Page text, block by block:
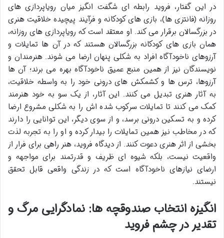
در این گفتار، فروید رابطه ای شگفت انگیز میان رویاپردازی های
روزانه (فانتزی ها)، بازی های کودکانه و فرآیند پیچیده خلاقیت هنری
در بزرگسالان برقرار می کند. او معتقد است که رویاپردازی های روزانه،
همان بازی های کودکانه بزرگسالان هستند که در آن ها تمایلات و
آرزوهای ناخودآگاه افراد به شکلی پنهان ارضا می شوند. هنرمندان و
نویسندگان نیز از همین منبع عمیق ناخودآگاه بهره می برند؛ آن ها
آرزوها، ترس ها و کشمکش های درونی خود را به واسطه خلاقیت،
به آثار هنری تبدیل می کنند. این آثار، از یک سو به خود هنرمند
کمک می کنند تا تمایلات سرکوب شده اش را به شکلی مشروع ارضا
کرده و به تسکین درونی برسد، و از سوی دیگر، این توانایی را دارند
که در مخاطب نیز همین تمایلات را بیدار کرده و او را به تجربه لذت
بخشی از اثر هنری دعوت کنند. از دیدگاه فروید، هنر راهی برای فرار از
واقعیت نیست، بلکه شیوه ای ظریف و قدرتمند برای مواجهه و
ارضای نیازهای ناخودآگاه است که در زندگی واقعی قابل تحقق
نیستند.
انگیزه انتخاب صندوقچه ها: نمادگرایی مرگ و
تقدیر در چشم فروید